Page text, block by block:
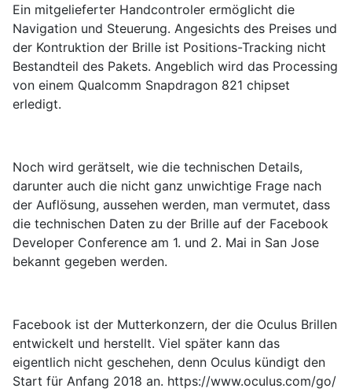
Ein mitgelieferter Handcontroler ermöglicht die
Navigation und Steuerung. Angesichts des Preises und
der Kontruktion der Brille ist Positions-Tracking nicht
Bestandteil des Pakets. Angeblich wird das Processing
von einem Qualcomm Snapdragon 821 chipset
erledigt.
Noch wird gerätselt, wie die technischen Details,
darunter auch die nicht ganz unwichtige Frage nach
der Auflösung, aussehen werden, man vermutet, dass
die technischen Daten zu der Brille auf der Facebook
Developer Conference am 1. und 2. Mai in San Jose
bekannt gegeben werden.
Facebook ist der Mutterkonzern, der die Oculus Brillen
entwickelt und herstellt. Viel später kann das
eigentlich nicht geschehen, denn Oculus kündigt den
Start für Anfang 2018 an. https://www.oculus.com/go/